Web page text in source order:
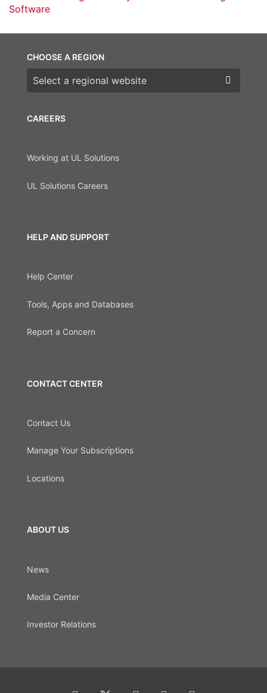
Software
CAREERS
Working at UL Solutions
UL Solutions Careers
HELP AND SUPPORT
Help Center
Tools, Apps and Databases
Report a Concern
CONTACT CENTER
Contact Us
Manage Your Subscriptions
Locations
ABOUT US
News
Media Center
Investor Relations
CHOOSE A REGION
Choose a region